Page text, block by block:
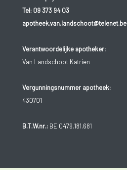
Tel: 09 373 94 03
apotheek.van.landschoot@telenet.be
Verantwoordelijke apotheker:
Van Landschoot Katrien
Vergunningsnummer apotheek:
430701
B.T.W.nr.:BE 0479.181.681